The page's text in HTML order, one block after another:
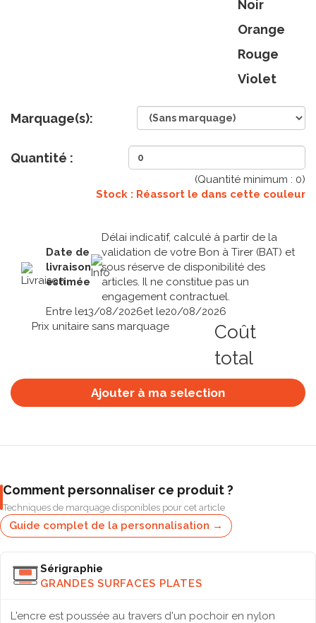
Noir
Orange
Rouge
Violet
Marquage(s):
Quantité :
(Quantité minimum : 0)
Stock : Réassort le dans cette couleur
Date de
livraison
estimée
Délai indicatif, calculé à partir de la
validation de votre Bon à Tirer (BAT) et
sous réserve de disponibilité des
articles. Il ne constitue pas un
engagement contractuel.
Entre le13/08/2026et le20/08/2026
Prix unitaire sans marquage
Coût
total
Ajouter à ma selection
Comment personnaliser ce produit ?
Techniques de marquage disponibles pour cet article
Guide complet de la personnalisation →
Sérigraphie
GRANDES SURFACES PLATES
L'encre est poussée au travers d'un pochoir en nylon